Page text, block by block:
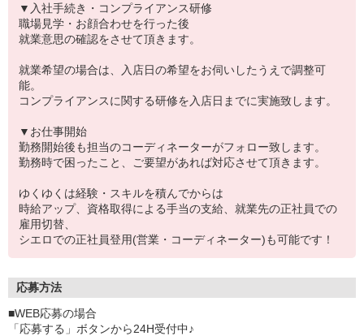
▼入社手続き・コンプライアンス研修
職場見学・お顔合わせを行った後
就業意思の確認をさせて頂きます。
就業希望の場合は、入店日の希望をお伺いしたうえで調整可
能。
コンプライアンスに関する研修を入店日までに実施致します。
▼お仕事開始
勤務開始後も担当のコーディネーターがフォロー致します。
勤務時で困ったこと、ご要望があれば対応させて頂きます。
ゆくゆくは経験・スキルを積んでからは
時給アップ、資格取得による手当の支給、就業先の正社員での
雇用切替、
シエロでの正社員登用(営業・コーディネーター)も可能です！
応募方法
■WEB応募の場合
「応募する」ボタンから24H受付中♪